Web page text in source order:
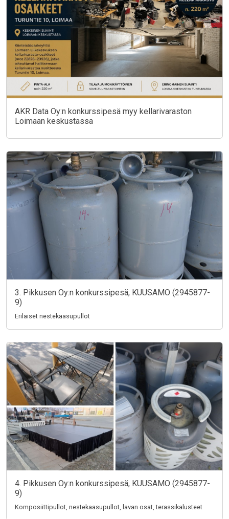
AKR Data Oy:n konkurssipesä myy kellarivaraston
Loimaan keskustassa
3. Pikkusen Oy:n konkurssipesä, KUUSAMO (2945877-
9)
Erilaiset nestekaasupullot
4. Pikkusen Oy:n konkurssipesä, KUUSAMO (2945877-
9)
Komposiittipullot, nestekaasupullot, lavan osat, terassikalusteet